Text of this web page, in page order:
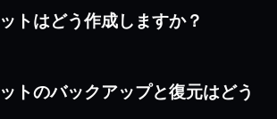
トはどう作成しますか？
トのバックアップと復元はどう